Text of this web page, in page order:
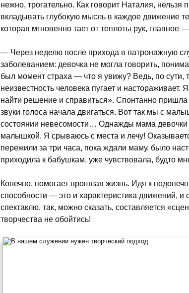
нежно, трогательно. Как говорит Наталия,
вкладывать глубокую мысль в каждое движение
которая мгновенно тает от теплоты рук, главное
— Через неделю после прихода в патронажную
заболеванием: девочка не могла говорить,
был момент страха — что я увижу? Ведь, по сути,
неизвестность человека пугает и
найти решение и справиться». Спонтанно пришла
звуки голоса начала двигаться. Вот так мы с
состоянии невесомости… Однажды мама
малышкой. Я срываюсь с места и лечу!
пережили за три часа, пока ждали маму, было
приходила к бабушкам, уже чувствовала, будто
Конечно, помогает прошлая жизнь. Идя к
способности — это и характеристика движений,
спектаклю, так, можно сказать, составляется
творчества не обойтись!